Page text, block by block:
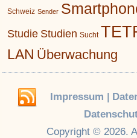
Schweiz Sender
Studie Studien Sucht
LAN Überwachung
Impressum |
Copyright © 2026.